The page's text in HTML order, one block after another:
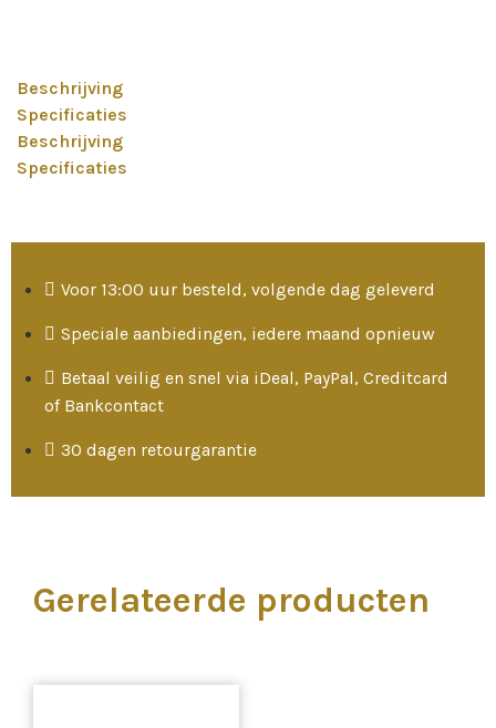
Beschrijving
Specificaties
Beschrijving
Specificaties
Voor 13:00 uur besteld, volgende dag geleverd
Speciale aanbiedingen, iedere maand opnieuw
Betaal veilig en snel via iDeal, PayPal, Creditcard
of Bankcontact
30 dagen retourgarantie
Gerelateerde producten